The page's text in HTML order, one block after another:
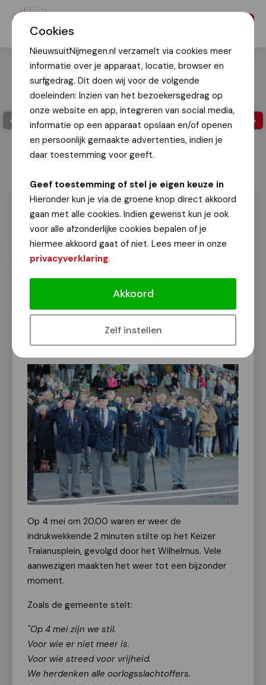
Cookies
NieuwsuitNijmegen.nl verzamelt via cookies meer
informatie over je apparaat, locatie, browser en
surfgedrag. Dit doen wij voor de volgende
doeleinden: Inzien van het bezoekersgedrag op
onze website en app, integreren van social media,
informatie op een apparaat opslaan en/of openen
en persoonlijk gemaakte advertenties, indien je
daar toestemming voor geeft.
Geef toestemming of stel je eigen keuze in
Hieronder kun je via de groene knop direct akkoord
gaan met alle cookies. Indien gewenst kun je ook
voor alle afzonderlijke cookies bepalen of je
hiermee akkoord gaat of niet. Lees meer in onze
privacyverklaring.
Akkoord
Zelf instellen
[Foto's] Indrukwekkende
dodenherdenking op het Keizer
Traianusplein
Van onze redactie | Fotograaf: Geert Timmer
4 mei 2025
Op 4 mei om 20.00 waren er weer de
indrukwekkende 2 minuten stilte op het Keizer
Traianusplein, gevolgd door het Wilhelmus. Vele
aanwezigen maakten het weer tot een bijzonder
moment.
Zoals de gemeente stelt:
"Op 4 mei zijn we stil.
Voor wie er niet meer is.
Voor wie streed voor vrijheid.
We herdenken alle oorlogsslachtoffers.